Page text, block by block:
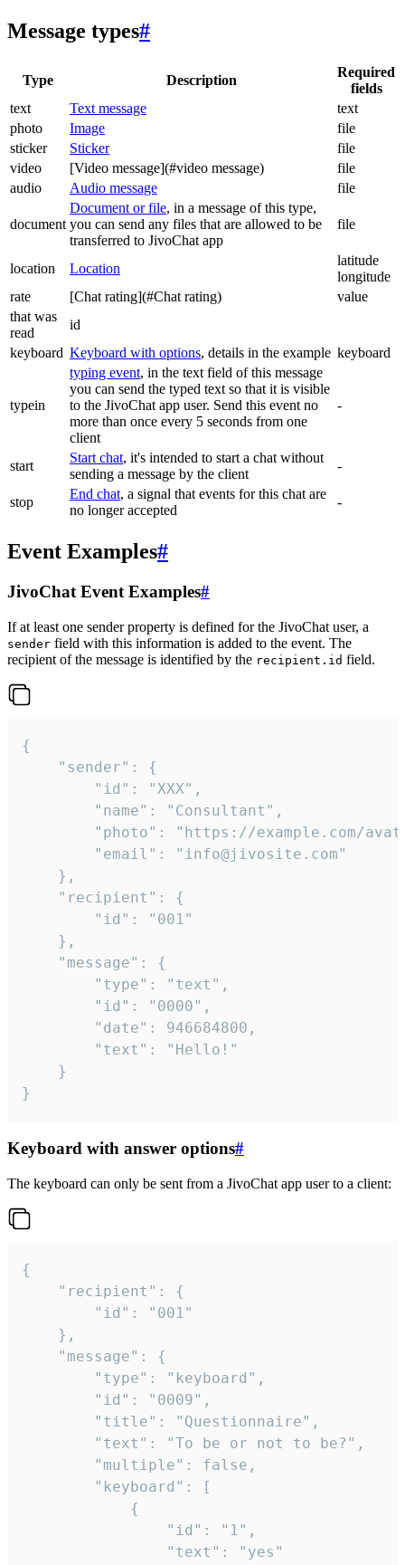
Message types#
Type Description
Required
fields
text
Text message
text
photo
Image
file
sticker
Sticker
file
video
[Video message](#video message)
file
audio
Audio message file
document
Document or file, in a message of this type,
you can send any files that are allowed to be
transferred to JivoChat app
file
location Location
latitude
longitude
rate
[Chat rating](#Chat rating)
value
that was
read
id
keyboard Keyboard with options, details in the example keyboard
typein
typing event, in the text field of this message
you can send the typed text so that it is visible
to the JivoChat app user. Send this event no
more than once every 5 seconds from one
client
-
start
Start chat, it's intended to start a chat without
sending a message by the client
-
stop
End chat, a signal that events for this chat are
no longer accepted
-
Event Examples#
JivoChat Event Examples#
If at least one sender property is defined for the JivoChat user, a
sender field with this information is added to the event. The
recipient of the message is identified by the recipient.id field.
{
}
Keyboard with answer options#
The keyboard can only be sent from a JivoChat app user to a client:
{